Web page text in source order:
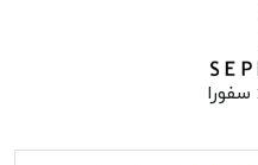
سفورا